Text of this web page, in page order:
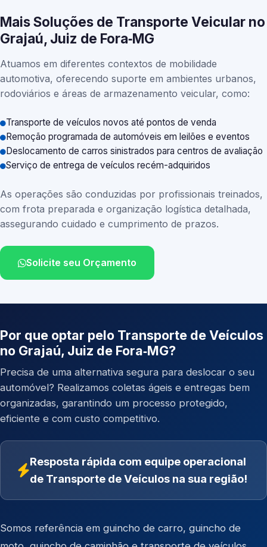
Mais Soluções de Transporte Veicular no
Grajaú, Juiz de Fora‑MG
Atuamos em diferentes contextos de mobilidade
automotiva, oferecendo suporte em ambientes urbanos,
rodoviários e áreas de armazenamento veicular, como:
Transporte de veículos novos até pontos de venda
Remoção programada de automóveis em leilões e eventos
Deslocamento de carros sinistrados para centros de avaliação
Serviço de entrega de veículos recém-adquiridos
As operações são conduzidas por profissionais treinados,
com frota preparada e organização logística detalhada,
assegurando cuidado e cumprimento de prazos.
Solicite seu Orçamento
Por que optar pelo Transporte de Veículos
no Grajaú, Juiz de Fora‑MG?
Precisa de uma alternativa segura para deslocar o seu
automóvel? Realizamos coletas ágeis e entregas bem
organizadas, garantindo um processo protegido,
eficiente e com custo competitivo.
Resposta rápida com equipe operacional
de Transporte de Veículos na sua região!
Somos referência em guincho de carro, guincho de